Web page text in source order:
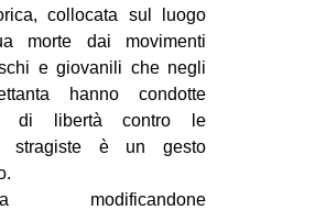
ms
SEARCH
collocata sul luogo
morte dai movimenti
e giovanili che negli
hanno condotte
di libertà contro le
stragiste è un gesto
modificandone